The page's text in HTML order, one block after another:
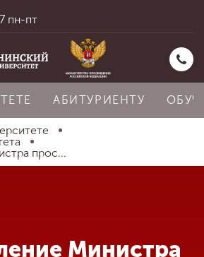
пн-пт
АБИТУРИЕНТУ
прос...
Министра